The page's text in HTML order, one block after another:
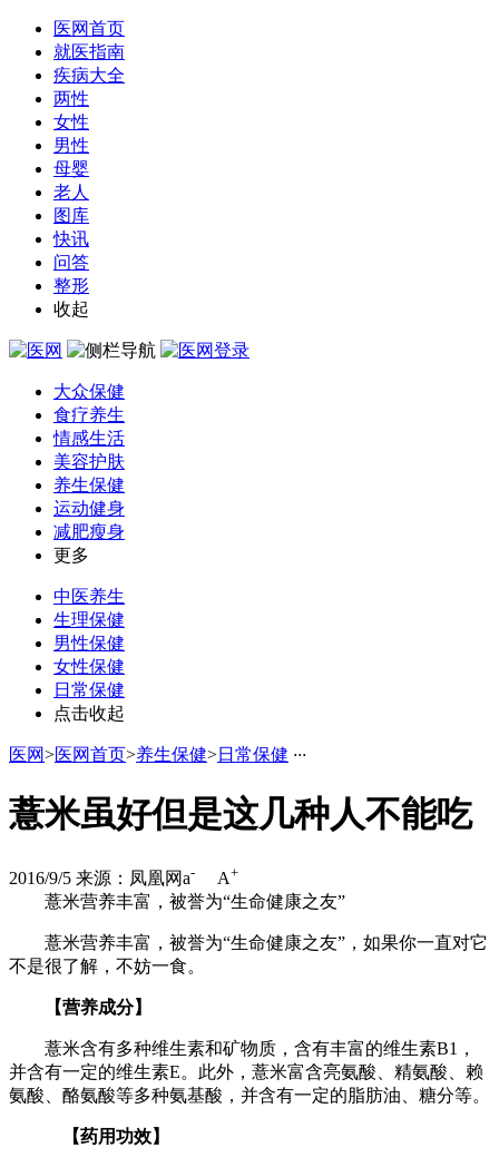
医网首页
就医指南
疾病大全
两性
女性
男性
母婴
老人
图库
快讯
问答
整形
收起
大众保健
食疗养生
情感生活
美容护肤
养生保健
运动健身
减肥瘦身
更多
中医养生
生理保健
男性保健
女性保健
日常保健
点击收起
医网>医网首页>养生保健>日常保健 ···
薏米虽好但是这几种人不能吃
2016/9/5 来源：凤凰网a- A+
薏米营养丰富，被誉为“生命健康之友”
薏米营养丰富，被誉为“生命健康之友”，如果你一直对它
不是很了解，不妨一食。
【营养成分】
薏米含有多种维生素和矿物质，含有丰富的维生素B1，
并含有一定的维生素E。此外，薏米富含亮氨酸、精氨酸、赖
氨酸、酪氨酸等多种氨基酸，并含有一定的脂肪油、糖分等。
【药用功效】